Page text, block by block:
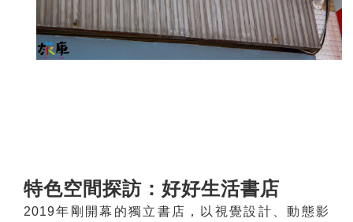
特色空間探訪：好好生活書店
2019年剛開幕的獨立書店，以視覺設計、動態影